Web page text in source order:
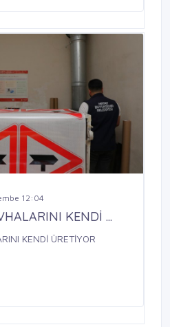
12:04
KENDİ ...
KENDİ ÜRETİYOR